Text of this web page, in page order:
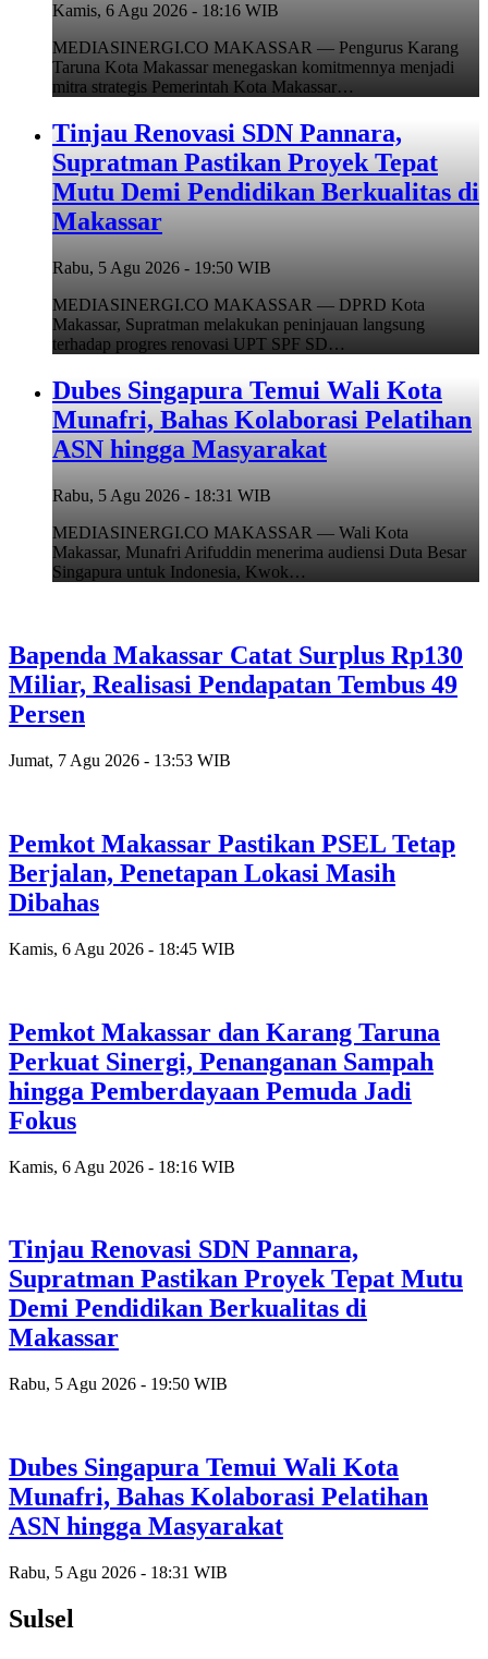
Kamis, 6 Agu 2026 - 18:16 WIB
MEDIASINERGI.CO MAKASSAR — Pengurus Karang
Taruna Kota Makassar menegaskan komitmennya menjadi
mitra strategis Pemerintah Kota Makassar…
Tinjau Renovasi SDN Pannara,
Supratman Pastikan Proyek Tepat
Mutu Demi Pendidikan Berkualitas di
Makassar
Rabu, 5 Agu 2026 - 19:50 WIB
MEDIASINERGI.CO MAKASSAR — DPRD Kota
Makassar, Supratman melakukan peninjauan langsung
terhadap progres renovasi UPT SPF SD…
Dubes Singapura Temui Wali Kota
Munafri, Bahas Kolaborasi Pelatihan
ASN hingga Masyarakat
Rabu, 5 Agu 2026 - 18:31 WIB
MEDIASINERGI.CO MAKASSAR — Wali Kota
Makassar, Munafri Arifuddin menerima audiensi Duta Besar
Singapura untuk Indonesia, Kwok…
Bapenda Makassar Catat Surplus Rp130
Miliar, Realisasi Pendapatan Tembus 49
Persen
Jumat, 7 Agu 2026 - 13:53 WIB
Pemkot Makassar Pastikan PSEL Tetap
Berjalan, Penetapan Lokasi Masih
Dibahas
Kamis, 6 Agu 2026 - 18:45 WIB
Pemkot Makassar dan Karang Taruna
Perkuat Sinergi, Penanganan Sampah
hingga Pemberdayaan Pemuda Jadi
Fokus
Kamis, 6 Agu 2026 - 18:16 WIB
Tinjau Renovasi SDN Pannara,
Supratman Pastikan Proyek Tepat Mutu
Demi Pendidikan Berkualitas di
Makassar
Rabu, 5 Agu 2026 - 19:50 WIB
Dubes Singapura Temui Wali Kota
Munafri, Bahas Kolaborasi Pelatihan
ASN hingga Masyarakat
Rabu, 5 Agu 2026 - 18:31 WIB
Sulsel